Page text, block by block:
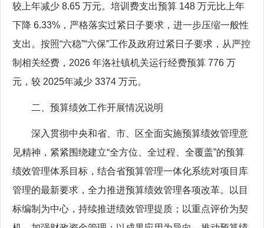
较上年减少 8.65 万元。培训费支出预算 148 万元比上年
下降 6.33%，严格落实过紧日子要求，进一步压缩一般性
支出。按照“六稳”“六保”工作及政府过紧日子要求，从严控
制相关经费，2026 年洛社镇机关运行经费预算 776 万
元，较 2025年减少 3374 万元。
二、预算绩效工作开展情况说明
深入贯彻中央和省、市、区全面实施预算绩效管理意
见精神，紧紧围绕建立“全方位、全过程、全覆盖”的预算
绩效管理体系目标，结合省预算管理一体化系统对项目库
管理的最新要求，全力推进预算绩效管理各项改革。以目
标编制为中心，持续推进绩效管理提质；以重点评价为契